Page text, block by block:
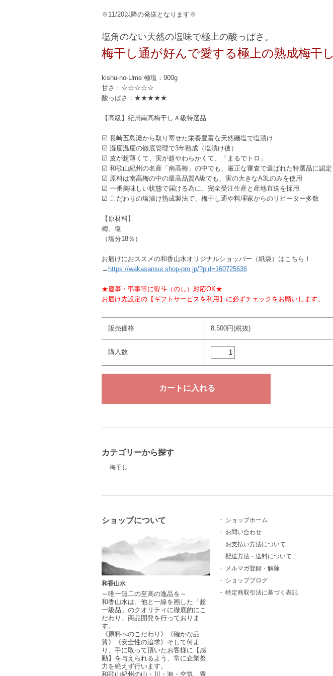
※11/20以降の発送となります※
塩角のない天然の塩味で極上の酸っぱさ。
梅干し通が好んで愛する極上の熟成梅干し
kishu-no-Ume 極塩：900g
甘さ：☆☆☆☆☆
酸っぱさ：★★★★★
【高級】紀州南高梅干しＡ級特選品
☑ 長崎五島灘から取り寄せた栄養豊富な天然磯塩で塩漬け
☑ 湿度温度の徹底管理で3年熟成（塩漬け後）
☑ 皮が超薄くて、実が超やわらかくて、「まるでトロ」
☑ 和歌山紀州の名産「南高梅」の中でも、厳正な審査で選ばれた特選品に認定
☑ 原料は南高梅の中の最高品質A級でも、実の大きなA3Lのみを使用
☑ 一番美味しい状態で届ける為に、完全受注生産と産地直送を採用
☑ こだわりの塩漬け熟成製法で、梅干し通や料理家からのリピーター多数
【原材料】
梅、塩
（塩分18％）
お届けにおススメの和香山水オリジナルショッパー（紙袋）はこちら！
→ https://wakasansui.shop-pro.jp/?pid=160725636
★慶事・弔事等に熨斗（のし）対応OK★
お届け先設定の【ギフトサービスを利用】に必ずチェックをお願いします。
販売価格 8,500円(税抜)
購入数
カテゴリーから探す
梅干し
ショップについて
和香山水
～唯一無二の至高の逸品を～
和香山水は、他と一線を画した「超
一級品」のクオリティに徹底的にこ
だわり、商品開発を行っておりま
す。
《原料へのこだわり》《確かな品
質》《安全性の追求》そして何よ
り、手に取って頂いたお客様に【感
動】を与えられるよう、常に企業努
力を絶えず行います。
和歌山紀州の山・川・海・空気、豊
ショップホーム
お問い合わせ
お支払い方法について
配送方法・送料について
メルマガ登録・解除
ショップブログ
特定商取引法に基づく表記